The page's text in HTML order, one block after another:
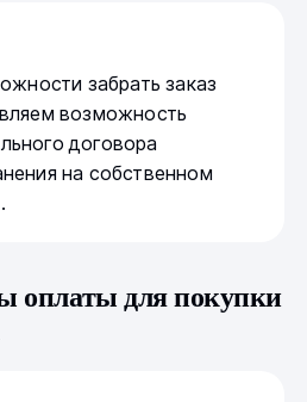
забрать заказ
возможность
договора
на собственном
оплаты для покупки